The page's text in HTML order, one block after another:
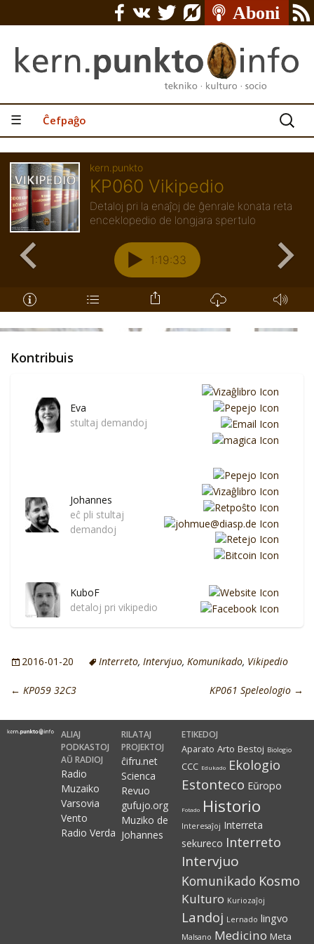
☰ Ĉefpaĝo
Serĉu:
Kontribuis
Eva
stultaj demandoj
Johannes
eĉ pli stultaj
demandoj
KuboF
detaloj pri vikipedio
2016-01-20 Interreto, Intervjuo, Komunikado, Vikipedio
← KP059 32C3 KP061 Speleologio →
ALIAJ
PODKASTOJ
AŬ RADIOJ
Radio
Muzaiko
Varsovia
Vento
Radio Verda
RILATAJ
PROJEKTOJ
ĉifru.net
Scienca
Revuo
gufujo.org
Muziko de
Johannes
ETIKEDOJ
Aparato Arto Bestoj Biologio
CCC Edukado Ekologio
Estonteco Eŭropo
Fotado Historio
Interesaĵoj Interreta
sekureco Interreto
Intervjuo
Komunikado Kosmo
Kulturo Kuriozaĵoj
Landoj Lernado lingvo
Malsano Medicino Meta